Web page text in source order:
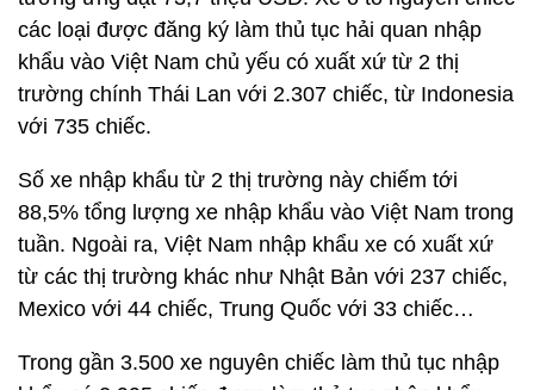
các loại được đăng ký làm thủ tục hải quan nhập
khẩu vào Việt Nam chủ yếu có xuất xứ từ 2 thị
trường chính Thái Lan với 2.307 chiếc, từ Indonesia
với 735 chiếc.
Số xe nhập khẩu từ 2 thị trường này chiếm tới
88,5% tổng lượng xe nhập khẩu vào Việt Nam trong
tuần. Ngoài ra, Việt Nam nhập khẩu xe có xuất xứ
từ các thị trường khác như Nhật Bản với 237 chiếc,
Mexico với 44 chiếc, Trung Quốc với 33 chiếc…
Trong gần 3.500 xe nguyên chiếc làm thủ tục nhập